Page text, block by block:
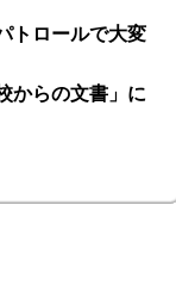
トロールで大変
からの文書」に